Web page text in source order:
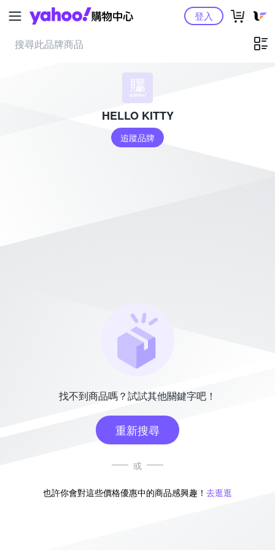
Yahoo購物中心登入
HELLO KITTY
追蹤品牌
找不到商品嗎？試試其他關鍵字吧！
重新搜尋
或
也許你會對這些價格優惠中的商品感興趣！ 去逛逛